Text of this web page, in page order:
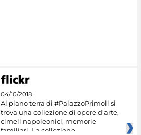
04/10/2018
Al piano terra di #PalazzoPrimoli si
trova una collezione di opere d’arte,
cimeli napoleonici, memorie
familiari. La collezione